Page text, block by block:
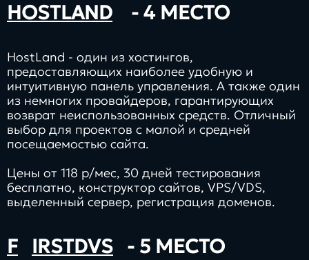
HOSTLAND - 4 МЕСТО
HostLand - один из хостингов,
предоставляющих наиболее удобную и
интуитивную панель управления. А также один
из немногих провайдеров, гарантирующих
возврат неиспользованных средств. Отличный
выбор для проектов с малой и средней
посещаемостью сайта.
Цены от 118 р/мес, 30 дней тестирования
бесплатно, конструктор сайтов, VPS/VDS,
выделенный сервер, регистрация доменов.
F IRSTDVS - 5 МЕСТО